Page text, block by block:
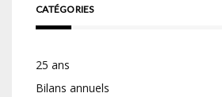
CATÉGORIES
25 ans
Bilans annuels